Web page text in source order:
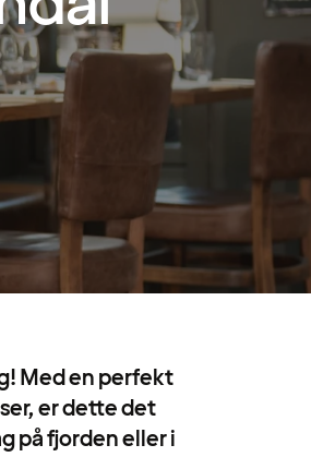
Med en perfekt
er dette det
på fjorden eller i